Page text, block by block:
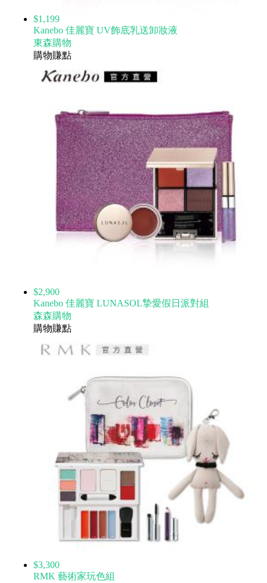
$1,199
Kanebo 佳麗寶 UV飾底乳送卸妝液
東森購物
購物賺點
$2,900
Kanebo 佳麗寶 LUNASOL摯愛假日派對組
森森購物
購物賺點
$3,300
RMK 藝術家玩色組